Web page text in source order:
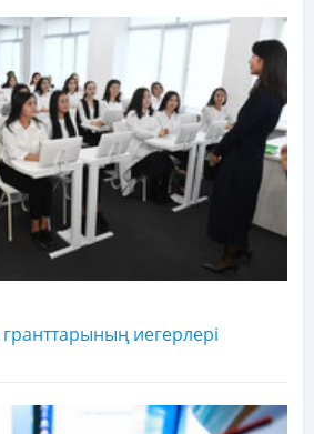
гранттарының иегерлері